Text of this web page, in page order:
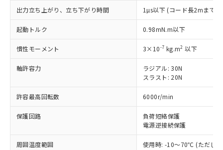
出力立ち上がり、立ち下がり時間 1µs以下 (コード長2mまで
起動トルク 0.98mN.m以下
慣性モーメント 3×10-7 kg.m2 以下
軸許容力
ラジアル: 30N
スラスト: 20N
許容最高回転数 6000r/min
保護回路
負荷短絡保護
電源逆接続保護
周囲温度範囲
使用時: -10～70℃ (ただし
ご利用条件
以下の条件をお読みいただき、同意のうえ
本サービスは、当社制御機器事業取扱
商品の当社在庫状況および標準価格
(税抜)を提供させていただくもので
※1 対応状況
対応済み：EU RoHS指令（10物質）の
非含有に対応した製品が提供可能な商品で
す。
対応予定：EU RoHS指令（10物質）の非含
有に対応した製品に切り替える予定のある
対応予定なし：EU RoHS指令（10物質）の
非含有に非対応の商品で、対応品を出す予
調査・確認中：EU RoHS指令（10物質）の
非含有の対応状況を調査中または確認中の
商品です。